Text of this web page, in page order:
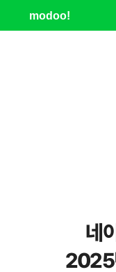
modoo!
네
2025